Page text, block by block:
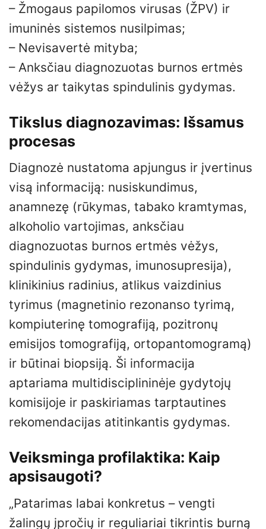
– Žmogaus papilomos virusas (ŽPV) ir
imuninės sistemos nusilpimas;
– Nevisavertė mityba;
– Anksčiau diagnozuotas burnos ertmės
vėžys ar taikytas spindulinis gydymas.
Tikslus diagnozavimas: Išsamus
procesas
Diagnozė nustatoma apjungus ir įvertinus
visą informaciją: nusiskundimus,
anamnezę (rūkymas, tabako kramtymas,
alkoholio vartojimas, anksčiau
diagnozuotas burnos ertmės vėžys,
spindulinis gydymas, imunosupresija),
klinikinius radinius, atlikus vaizdinius
tyrimus (magnetinio rezonanso tyrimą,
kompiuterinę tomografiją, pozitronų
emisijos tomografiją, ortopantomogramą)
ir būtinai biopsiją. Ši informacija
aptariama multidisciplininėje gydytojų
komisijoje ir paskiriamas tarptautines
rekomendacijas atitinkantis gydymas.
Veiksminga profilaktika: Kaip
apsisaugoti?
„Patarimas labai konkretus – vengti
žalingų įpročių ir reguliariai tikrintis burną